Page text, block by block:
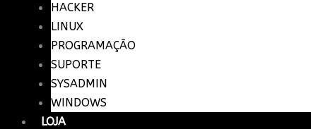
HACKER
LINUX
PROGRAMAÇÃO
SUPORTE
SYSADMIN
WINDOWS
LOJA